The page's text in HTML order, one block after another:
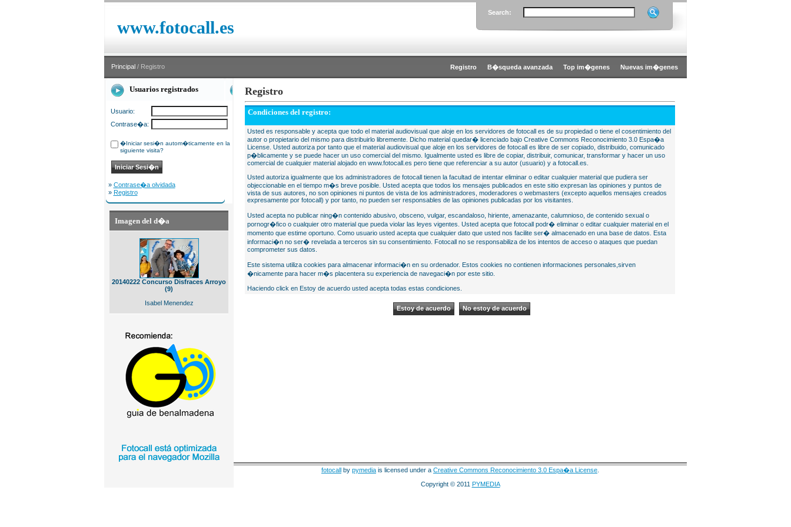
www.fotocall.es
Search:
Principal / Registro Registro B�squeda avanzada Top im�genes Nuevas im�genes
Usuarios registrados
Usuario:
Contrase�a:
�Iniciar sesi�n autom�ticamente en la
siguiente visita?
» Contrase�a olvidada
» Registro
Imagen del d�a
20140222 Concurso Disfraces Arroyo
(9)
Isabel Menendez
Registro
Condiciones del registro:
Usted es responsable y acepta que todo el material audiovisual que aloje en los servidores de fotocall es de su propiedad o tiene el cosentimiento del
autor o propietario del mismo para distribuirlo libremente. Dicho material quedar� licenciado bajo Creative Commons Reconocimiento 3.0 Espa�a
License. Usted autoriza por tanto que el material audiovisual que aloje en los servidores de fotocall es libre de ser copiado, distribuido, comunicado
p�blicamente y se puede hacer un uso comercial del mismo. Igualmente usted es libre de copiar, distribuir, comunicar, transformar y hacer un uso
comercial de cualquier material alojado en www.fotocall.es pero tiene que referenciar a su autor (usuario) y a fotocall.es.
Usted autoriza igualmente que los administradores de fotocall tienen la facultad de intentar eliminar o editar cualquier material que pudiera ser
objeccionable en el tiempo m�s breve posible. Usted acepta que todos los mensajes publicados en este sitio expresan las opiniones y puntos de
vista de sus autores, no son opiniones ni puntos de vista de los administradores, moderadores o webmasters (excepto aquellos mensajes creados
expresamente por fotocall) y por tanto, no pueden ser responsables de las opiniones publicadas por los visitantes.
Usted acepta no publicar ning�n contenido abusivo, obsceno, vulgar, escandaloso, hiriente, amenazante, calumnioso, de contenido sexual o
pornogr�fico o cualquier otro material que pueda violar las leyes vigentes. Usted acepta que fotocall podr� eliminar o editar cualquier material en el
momento que estime oportuno. Como usuario usted acepta que cualquier dato que usted nos facilite ser� almacenado en una base de datos. Esta
informaci�n no ser� revelada a terceros sin su consentimiento. Fotocall no se responsabiliza de los intentos de acceso o ataques que puedan
comprometer sus datos.
Este sistema utiliza cookies para almacenar informaci�n en su ordenador. Estos cookies no contienen informaciones personales,sirven
�nicamente para hacer m�s placentera su experiencia de navegaci�n por este sitio.
Haciendo click en Estoy de acuerdo usted acepta todas estas condiciones.
fotocall by pymedia is licensed under a Creative Commons Reconocimiento 3.0 Espa�a License
Copyright © 2011 PYMEDIA